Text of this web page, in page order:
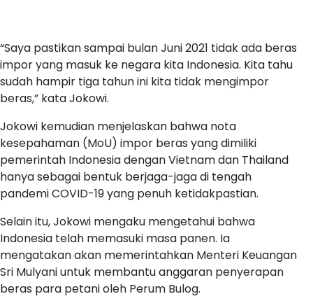
“Saya pastikan sampai bulan Juni 2021 tidak ada beras
impor yang masuk ke negara kita Indonesia. Kita tahu
sudah hampir tiga tahun ini kita tidak mengimpor
beras,” kata Jokowi.
Jokowi kemudian menjelaskan bahwa nota
kesepahaman (MoU) impor beras yang dimiliki
pemerintah Indonesia dengan Vietnam dan Thailand
hanya sebagai bentuk berjaga-jaga di tengah
pandemi COVID-19 yang penuh ketidakpastian.
Selain itu, Jokowi mengaku mengetahui bahwa
Indonesia telah memasuki masa panen. Ia
mengatakan akan memerintahkan Menteri Keuangan
Sri Mulyani untuk membantu anggaran penyerapan
beras para petani oleh Perum Bulog.